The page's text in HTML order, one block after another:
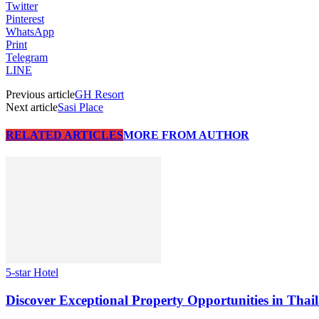
Twitter
Pinterest
WhatsApp
Print
Telegram
LINE
Previous articleGH Resort
Next articleSasi Place
RELATED ARTICLESMORE FROM AUTHOR
5-star Hotel
Discover Exceptional Property Opportunities in